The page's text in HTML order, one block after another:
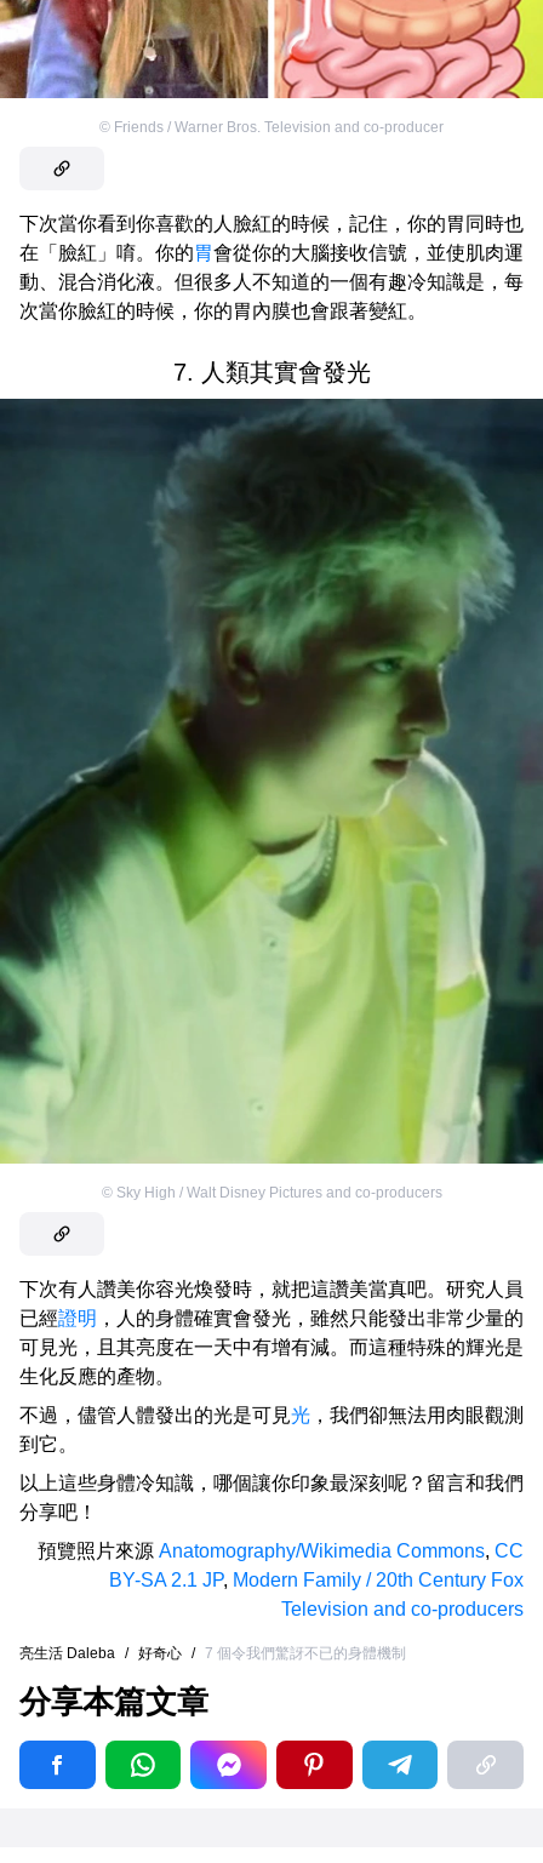
© Friends / Warner Bros. Television and co-producer
下次當你看到你喜歡的人臉紅的時候，記住，你的胃同時也
在「臉紅」唷。你的胃會從你的大腦接收信號，並使肌肉運
動、混合消化液。但很多人不知道的一個有趣冷知識是，每
次當你臉紅的時候，你的胃內膜也會跟著變紅。
7. 人類其實會發光
© Sky High / Walt Disney Pictures and co-producers
下次有人讚美你容光煥發時，就把這讚美當真吧。研究人員
已經證明 ，人的身體確實會發光，雖然只能發出非常少量的
可見光，且其亮度在一天中有增有減。而這種特殊的輝光是
生化反應的產物。
不過，儘管人體發出的光是可見光 ，我們卻無法用肉眼觀測
到它。
以上這些身體冷知識，哪個讓你印象最深刻呢？留言和我們
分享吧！
預覽照片來源 Anatomography/Wikimedia Commons, CC
BY-SA 2.1 JP, Modern Family / 20th Century Fox
Television and co-producers
亮生活 Daleba / 好奇心 / 7 個令我們驚訝不已的身體機制
分享本篇文章